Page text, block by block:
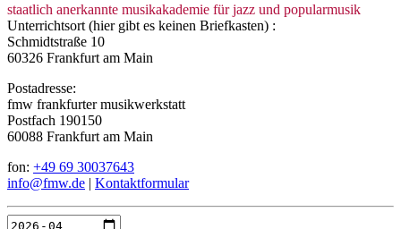
staatlich anerkannte musikakademie für jazz und popularmusik
Unterrichtsort (hier gibt es keinen Briefkasten) :
Schmidtstraße 10
60326 Frankfurt am Main
Postadresse:
fmw frankfurter musikwerkstatt
Postfach 190150
60088 Frankfurt am Main
fon: +49 69 30037643
info@fmw.de | Kontaktformular